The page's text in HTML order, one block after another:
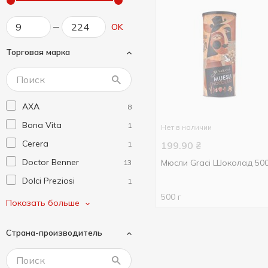
OK
Торговая марка
AXA 8
Bona Vita 1
Cerera 1
Doctor Benner 13
Dolci Preziosi 1
Elovena
Holm's 8
Lion 2
Показать больше
Страна-производитель
Нет в наличии
199.90 ₴
Мюсли Graci Шоколад
500 г